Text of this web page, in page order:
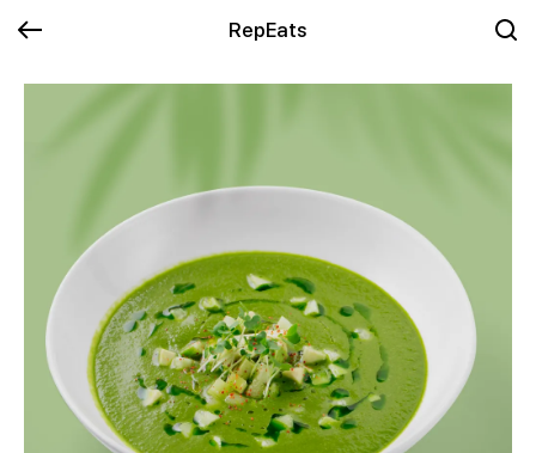
RepEats